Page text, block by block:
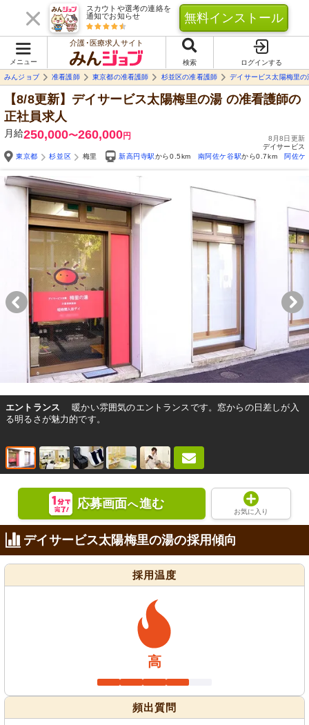
スカウトや選考の連絡を
通知でお知らせ
無料インストール
メニュー
介護･医療求人サイト
検索
ログインする
みんジョブ
准看護師 東京都の准看護師 杉並区の准看護師 デイサービス太陽梅里の
【8/8更新】デイサービス太陽梅里の湯の准看護師の
正社員求人
月給250,000〜260,000円
8月8日更新
デイサービス
東京都
杉並区 梅里 新高円寺駅から0.5km 南阿佐ケ谷駅から0.7km 阿佐ケ
エントランス
暖かい雰囲気のエントランスです。窓からの日差しが入
る明るさが魅力的です。
応募画面へ進む
お気に入り
デイサービス太陽梅里の湯の採用傾向
採用温度
高
頻出質問